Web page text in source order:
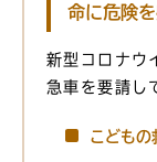
命に危険
新型コロナウ
急車を要請し
こども